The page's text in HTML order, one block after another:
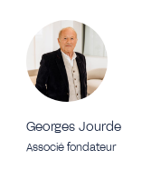
Georges Jourde
Associé fondateur